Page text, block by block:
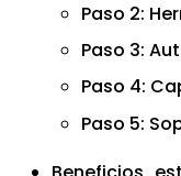
Paso 2:
Paso 3:
Paso 4:
Paso 5: